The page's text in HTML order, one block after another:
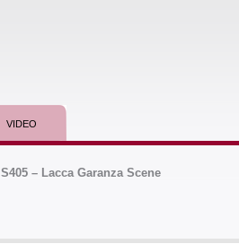
VIDEO
S405 – Lacca Garanza Scene